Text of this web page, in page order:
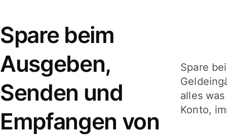
Spare beim
Ausgeben,
Senden und
Empfangen von
Spare
alles
Konto,